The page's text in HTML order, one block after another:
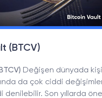
(BTCV)
Değişen dünyada
da çok ciddi
denilebilir. Son yıllarda öne